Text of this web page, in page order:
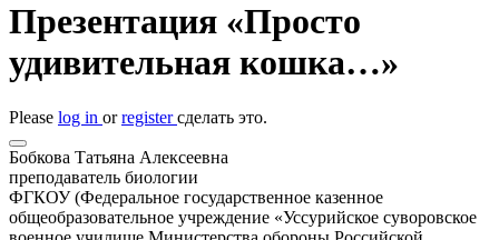
Презентация «Просто
удивительная кошка…»
Please log in orregisterсделать это.
Бобкова Татьяна Алексеевна
преподаватель биологии
ФГКОУ (Федеральное государственное казенное
общеобразовательное учреждение «Уссурийское суворовское